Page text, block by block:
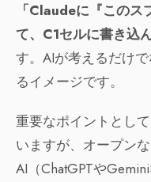
「Claudeに『このス
て、C1セルに書き込
す。AIが考えるだけ
るイメージです。
重要なポイントとし
いますが、オープン
AI（ChatGPTや